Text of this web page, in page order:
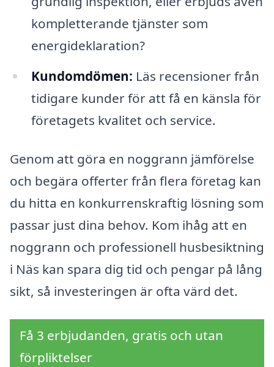
kompletterande tjänster som
energideklaration?
Kundomdömen: Läs recensioner från
tidigare kunder för att få en känsla för
företagets kvalitet och service.
Genom att göra en noggrann jämförelse
och begära offerter från flera företag kan
du hitta en konkurrenskraftig lösning som
passar just dina behov. Kom ihåg att en
noggrann och professionell husbesiktning
i Näs kan spara dig tid och pengar på lång
sikt, så investeringen är ofta värd det.
Få 3 erbjudanden, gratis och utan
förpliktelser